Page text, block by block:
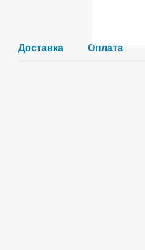
Доставка Оплата